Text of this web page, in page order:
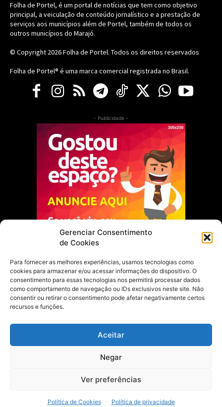
Gerenciar Consentimento
de Cookies
Para fornecer as melhores experiências, usamos tecnologias como
cookies para armazenar e/ou acessar informações do dispositivo. O
consentimento para essas tecnologias nos permitirá processar dados
como comportamento de navegação ou IDs exclusivos neste site. Não
consentir ou retirar o consentimento pode afetar negativamente certos
recursos e funções.
Aceitar
Negar
Ver preferências
Política de Cookies Política de privacidade
Folha de Portel, é um portal de notícias que tem como objetivo
principal, a veiculação de conteúdo jornalístico e a prestação de
serviços aos municípios além de Portel, também de todos os
outros municípios do Marajó.
© Copyright 2026Folha de Portel. Todos os direitos reservados
Folha de Portel® é uma marca comercial registrada no Brasil.
- Publicidade -
Escolha do Editor
Justiça Itinerante garante regularização
fundiária e casamento comunitário para
famílias em Portel
21 de maio de 2026
feminino pelos Jogos Estudantis Paraenses